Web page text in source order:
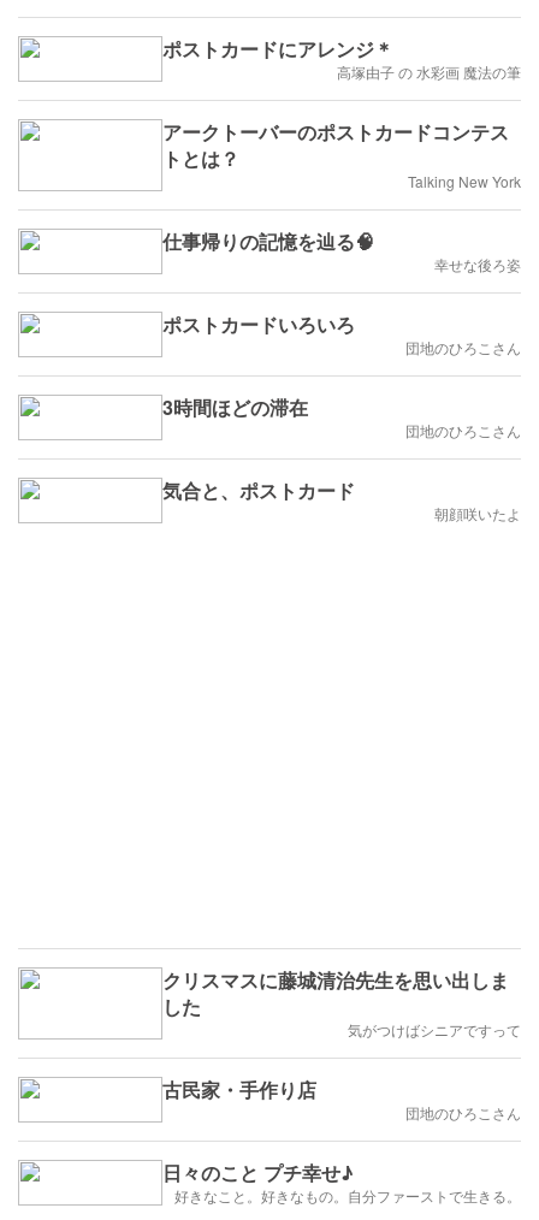
ポストカードにアレンジ＊
高塚由子 の 水彩画 魔法の筆
アークトーバーのポストカードコンテス
トとは？
Talking New York
仕事帰りの記憶を辿る🧠
幸せな後ろ姿
ポストカードいろいろ
団地のひろこさん
3時間ほどの滞在
団地のひろこさん
気合と、ポストカード
朝顔咲いたよ
クリスマスに藤城清治先生を思い出しま
した
気がつけばシニアですって
古民家・手作り店
団地のひろこさん
日々のこと プチ幸せ♪
好きなこと。好きなもの。自分ファーストで生きる。